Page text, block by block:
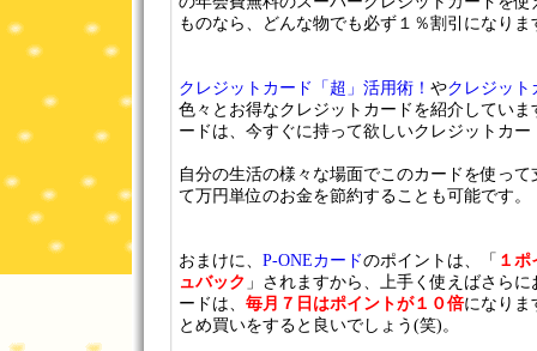
ものなら、どんな物でも必ず１％割引になりま
クレジットカード「超」活用術！ やクレジット
色々とお得なクレジットカードを紹介していま
ードは、今すぐに持って欲しいクレジットカー
自分の生活の様々な場面でこのカードを使っ
て万円単位のお金を節約することも可能です。
おまけに、 P-ONEカードのポイントは、「 １
ュバック 」されますから、上手く使えばさら
ードは、 毎月７日はポイントが１０倍になりま
とめ買いをすると良いでしょう(笑)。